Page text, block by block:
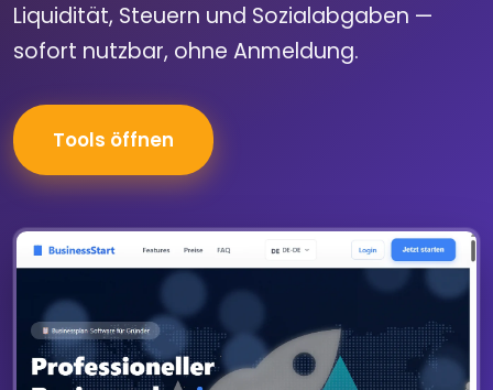
Liquidität, Steuern und Sozialabgaben —
sofort nutzbar, ohne Anmeldung.
Tools öffnen